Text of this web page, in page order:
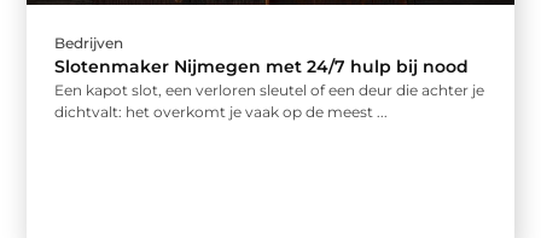
Bedrijven
Slotenmaker Nijmegen met 24/7 hulp bij nood
Een kapot slot, een verloren sleutel of een deur die achter je
dichtvalt: het overkomt je vaak op de meest ...